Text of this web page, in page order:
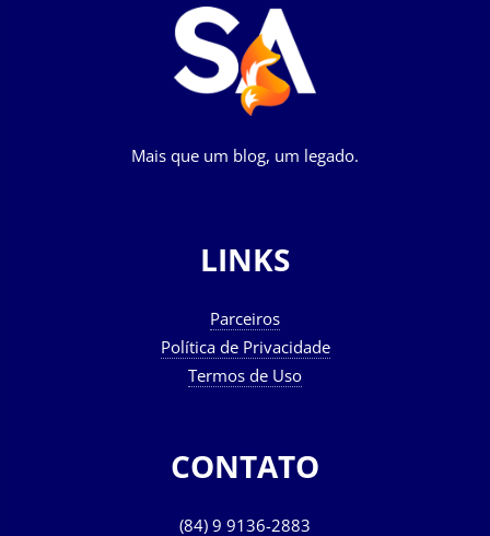
Mais que um blog, um legado.
LINKS
Parceiros
Política de Privacidade
Termos de Uso
CONTATO
(84) 9 9136-2883